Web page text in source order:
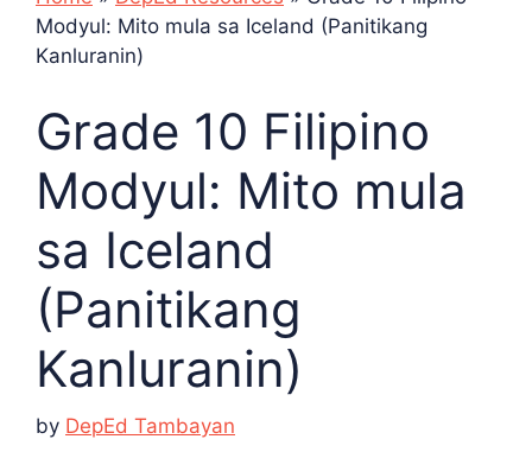
Modyul: Mito mula sa Iceland (Panitikang
Kanluranin)
Grade 10 Filipino
Modyul: Mito mula
sa Iceland
(Panitikang
Kanluranin)
by DepEd Tambayan